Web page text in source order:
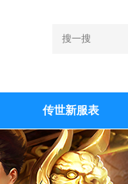
传世新服表